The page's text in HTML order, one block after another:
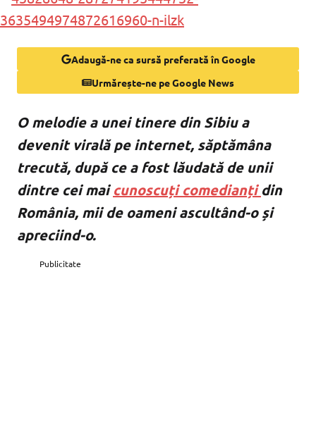
Adaugă-ne ca sursă preferată în Google
Urmărește-ne pe Google News
O melodie a unei tinere din Sibiu a
devenit virală pe internet, săptămâna
trecută, după ce a fost lăudată de unii
dintre cei maicunoscuți comedianțidin
România, mii de oameni ascultând-o și
apreciind-o.
Publicitate